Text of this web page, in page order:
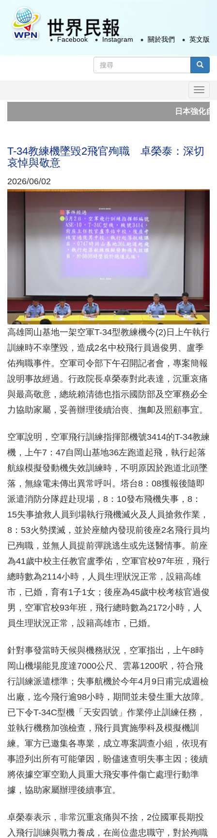
容
搜
尋
Facebook Instagram 關於我們 英文版
日本強化自衛
T-34教練機墜毀2飛官殉職 卓榮泰：深切
哀悼與敬意
2026/06/02
高雄岡山基地一架空軍T-34型教練機今(2)日上午執行
訓練時不幸墜毀，造成2名中校飛行員過俊男、盧季
佑殉職事件。空軍司令部下午召開記者會，專案簡報
說明事故經過。行政院長卓榮泰對此表達，沉重哀痛
與最高敬意，總統賴清德也指示國防部及空軍務必全
力協助家屬，妥善辦理後續治喪、撫卹及照顧事宜。
空軍說明，空軍飛行訓練指揮部機號3414的T-34教練
機，上午7：47自岡山基地36左跑道起飛，執行起落
航線模擬發動機失效訓練時，不明原因於跑道北頭墜
落，無線電未傳出異常呼叫。塔台8：08獲報後隨即
派遣消防分隊趕赴現場，8：10發布飛機失事，8：
15失事搶救人員到場執行飛機滅火及人員搶救作業，
8：53火勢撲滅，並於座艙內發現前後座2名飛行員均
已殉職，並無人員提前彈跳逃生或先送醫情事。前座
為41歲中校主任教官盧季佑，空軍官校97年班，飛行
總時數為2114小時，人員生理狀況正常，設籍高雄
市，已婚，育有1子1女；後座為45歲中校考核官過俊
男，空軍官校93年班，飛行總時數為2172小時，人
員生理狀況正常，設籍高雄市，已婚。
針對事發當時天候與機務狀況，空軍指出，上午8時
岡山機場能見度達7000公尺、雲幕1200呎，符合飛
行訓練派遣標準；失事航機於今年4月9日甫完成週檢
出廠，迄今飛行逾98小時，期間並未發生重大故障。
已下令T-34C型機「天安四號」作業停止訓練任務，
並執行機務加強檢查，飛行員實施學科及模擬機訓
練。軍方已邀集各專業，成立專案調查小組，依現有
事證列出所有可能肇因，盼儘速查明失事主因；後續
將依據空軍空勤人員重大飛安事件傷亡處理行動準
據，協助家屬辦理後續事宜。
卓榮泰表示，非常沉重哀痛與不捨，2位國軍長期投
入飛行訓練與戰力養成，在崗位盡忠職守，對於殉職